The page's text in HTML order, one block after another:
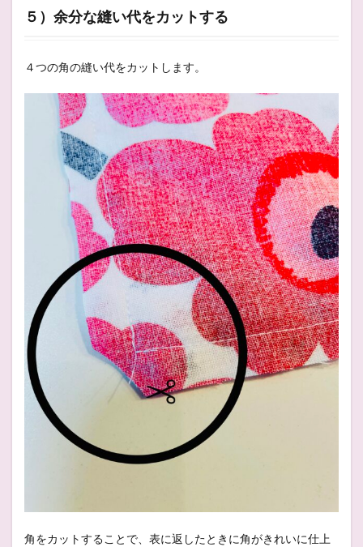
５）余分な縫い代をカットする
４つの角の縫い代をカットします。
角をカットすることで、表に返したときに角がきれいに仕上